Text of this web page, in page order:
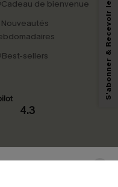
de bienvenue
sellers
4.3
de recevoir des e-mails
l'IA) de Cupshe et
notre site ainsi que des
à notre
Politique de
à tout moment.
S'abonner & Recevoir le code